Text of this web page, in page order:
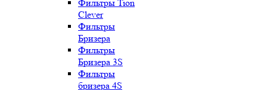
Фильтры Tion
Clever
Фильтры
Бризера
Фильтры
Бризера 3S
Фильтры
бризера 4S